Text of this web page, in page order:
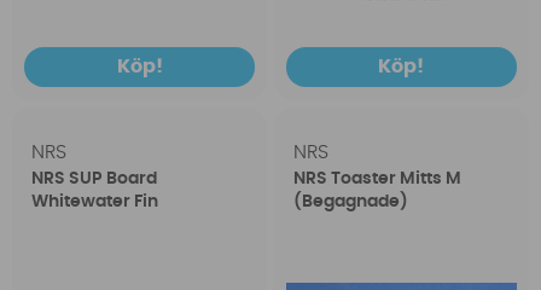
Köp! Köp!
NRS
NRS SUP Board
Whitewater Fin
NRS
NRS Toaster Mitts M
(Begagnade)